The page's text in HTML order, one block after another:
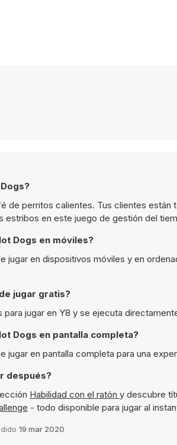
de perritos calientes. Tus clientes están
estribos en este juego de gestión del
Dogs en móviles?
jugar en dispositivos móviles y en
jugar gratis?
jugar en Y8 y se ejecuta
Dogs en pantalla completa?
jugar en pantalla completa para una
después?
Habilidad con el ratón y descubre
- todo disponible para jugar al
19 mar 2020